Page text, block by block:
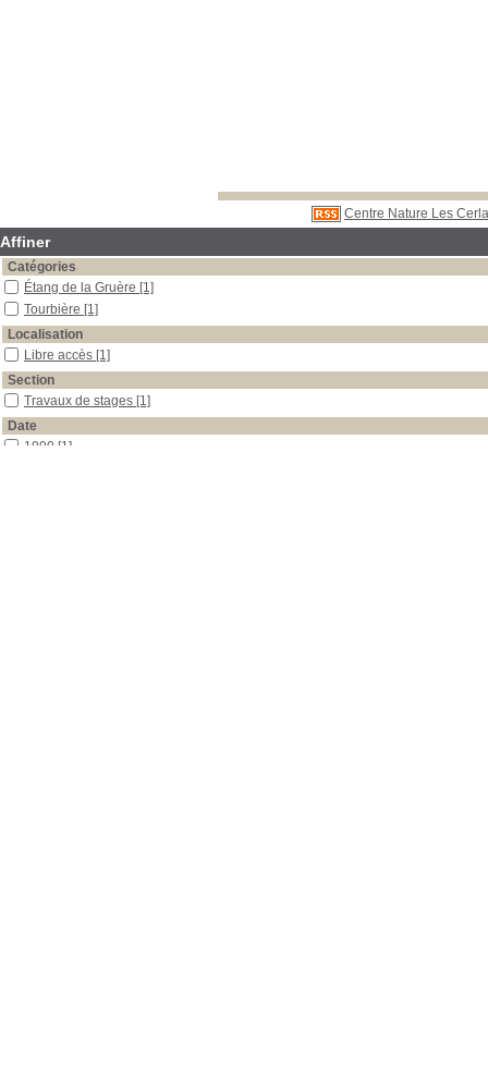
Centre Nature Les
Affiner
Catégories
Étang de la Gruère [1]
Tourbière [1]
Localisation
Libre accès [1]
Section
Travaux de stages [1]
Date
1990 [1]